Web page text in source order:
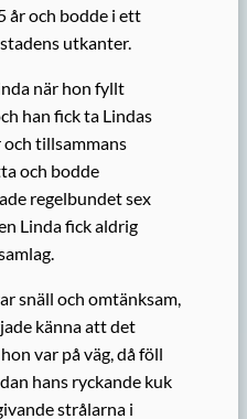
år och bodde i ett
utkanter.
när hon fyllt
han fick ta Lindas
tillsammans
och bodde
regelbundet sex
Linda fick aldrig
snäll och omtänksam,
känna att det
var på väg, då föll
hans ryckande kuk
strålarna i